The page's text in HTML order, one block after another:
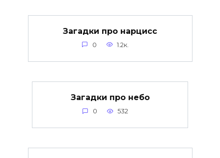
Загадки про нарцисс
0 1.2к.
Загадки про небо
0 532